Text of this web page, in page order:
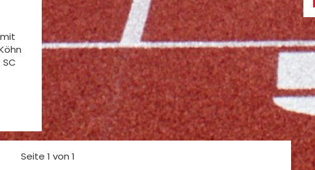
Seite 1 von 1